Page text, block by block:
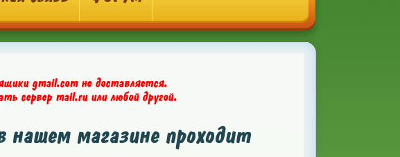
gmail.com не доставляется.
сервер mail.ru или любой другой.
нашем магазине проходит